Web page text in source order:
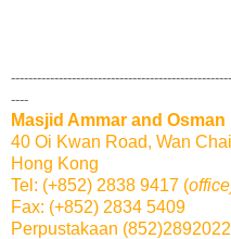
----
Masjid Ammar and
40 Oi Kwan Road, Wan
Hong Kong
Tel: (+852) 2838 9417 (
Fax: (+852) 2834 5409
Perpustakaan